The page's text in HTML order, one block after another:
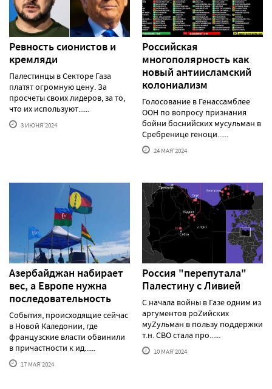
Ревность сионистов и
кремляди
Палестинцы в Секторе Газа
платят огромную цену. За
просчеты своих лидеров, за то,
что их используют......
3 ИЮНЯ'2024
Российская
многополярность как
новый антиисламский
колониализм
Голосование в Генассамблее
ООН по вопросу признания
бойни боснийских мусульман в
Сребренице геноци......
24 МАЯ'2024
Азербайджан набирает
вес, а Европе нужна
последовательность
События, происходящие сейчас
в Новой Каледонии, где
французские власти обвинили
в причастности к ид......
17 МАЯ'2024
Россия "перепутала"
Палестину с Ливией
С начала войны в Газе одним из
аргументов роZийских
муZульман в пользу поддержки
т.н. СВО стала про......
10 МАЯ'2024